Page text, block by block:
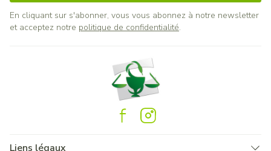
En cliquant sur s'abonner, vous vous abonnez à notre newsletter
et acceptez notre politique de confidentialité.
Liens légaux